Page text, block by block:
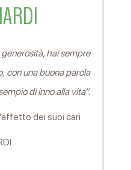
hai sempre
con una buona parola
di inno alla vita”.
dei suoi cari